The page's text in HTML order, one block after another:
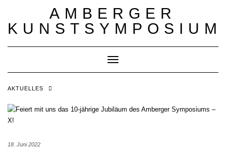
content
AMBERGER
KUNSTSYMPOSIUM
Toggle Navigation
AKTUELLES
18. Juni 2022